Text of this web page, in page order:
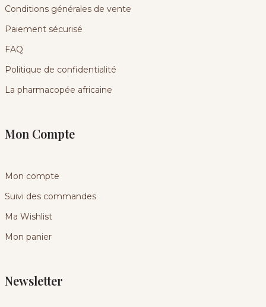
Conditions générales de vente
Paiement sécurisé
FAQ
Politique de confidentialité
La pharmacopée africaine
Mon Compte
Mon compte
Suivi des commandes
Ma Wishlist
Mon panier
Newsletter